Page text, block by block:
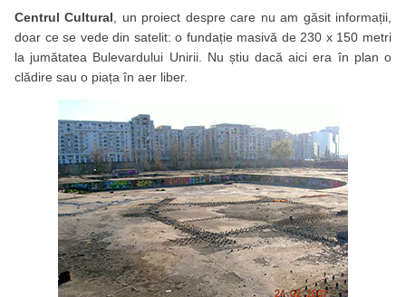
Centrul Cultural, un proiect despre care nu am găsit informații,
doar ce se vede din satelit: o fundație masivă de 230 x 150 metri
la jumătatea Bulevardului Unirii. Nu știu dacă aici era în plan o
clădire sau o piața în aer liber.